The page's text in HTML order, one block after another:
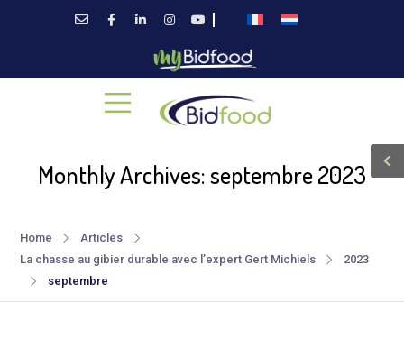
Monthly Archives: septembre 2023
Home
Articles
La chasse au gibier durable avec l’expert Gert Michiels
2023
septembre